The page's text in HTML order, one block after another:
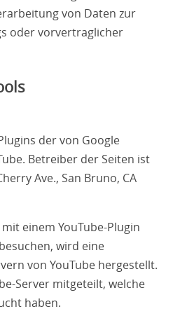
von Daten zur
oder vorvertraglicher
der von Google
Betreiber der Seiten ist
Ave., San Bruno, CA
einem YouTube-Plugin
wird eine
von YouTube hergestellt.
Server mitgeteilt, welche
haben.